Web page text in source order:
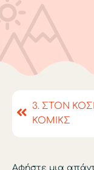
3. ΣΤΟΝ
ΚΟΜΙΚΣ
Αφήστε μια